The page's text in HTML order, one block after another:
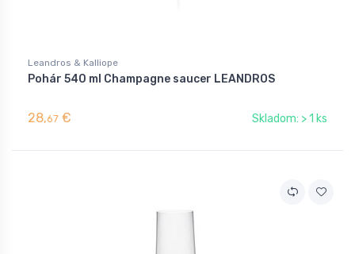
Leandros & Kalliope
Pohár 540 ml Champagne saucer LEANDROS
28,67 € Skladom: > 1 ks